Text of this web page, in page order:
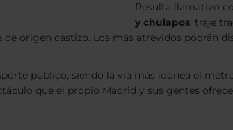
Resulta llamativo
y chulapos, traje
origen castizo. Los más atrevidos podrán
público, siendo la vía más idónea el
que el propio Madrid y sus gentes